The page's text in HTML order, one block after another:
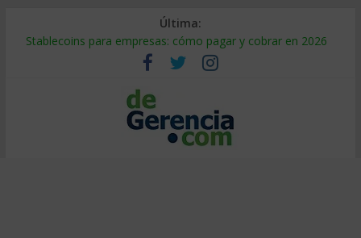
Última:
Stablecoins para empresas: cómo pagar y cobrar en 2026
Despido silencioso: qué es y por qué sale tan caro
IA en selección de personal: cómo auditarla a tiempo
Trabajo forzoso en la cadena de suministro: qué hacer
Mercado hispano de EE. UU.: cómo segmentarlo y venderle